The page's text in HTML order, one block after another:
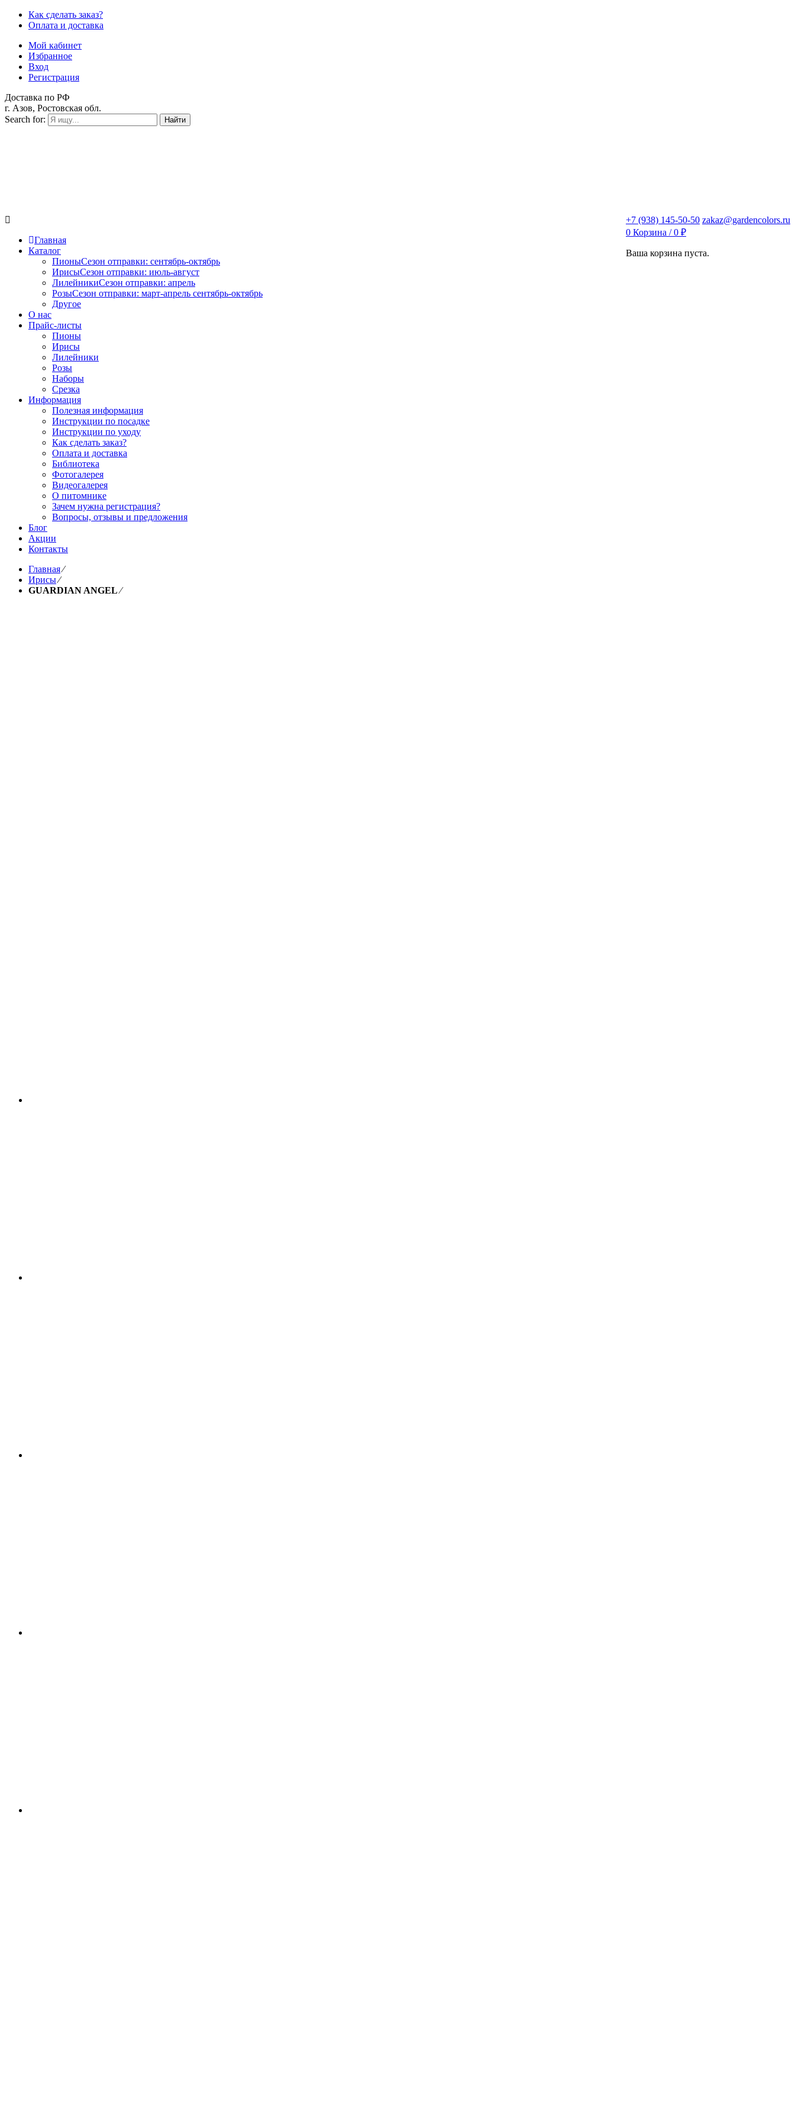
Как сделать заказ?
Оплата и доставка
Мой кабинет
Избранное
Вход
Регистрация
Доставка по РФ
г. Азов, Ростовская обл.
Search for:
Найти
+7 (938) 145-50-50 zakaz@gardencolors.ru
0 Корзина /0 ₽
Ваша корзина пуста.
Главная
Каталог
ПионыСезон отправки: сентябрь-октябрь
ИрисыСезон отправки: июль-август
ЛилейникиСезон отправки: апрель
РозыСезон отправки: март-апрель сентябрь-октябрь
Другое
О нас
Прайс-листы
Пионы
Ирисы
Лилейники
Розы
Наборы
Срезка
Информация
Полезная информация
Инструкции по посадке
Инструкции по уходу
Как сделать заказ?
Оплата и доставка
Библиотека
Фотогалерея
Видеогалерея
О питомнике
Зачем нужна регистрация?
Вопросы, отзывы и предложения
Блог
Акции
Контакты
Главная⁄
Ирисы⁄
GUARDIAN ANGEL⁄